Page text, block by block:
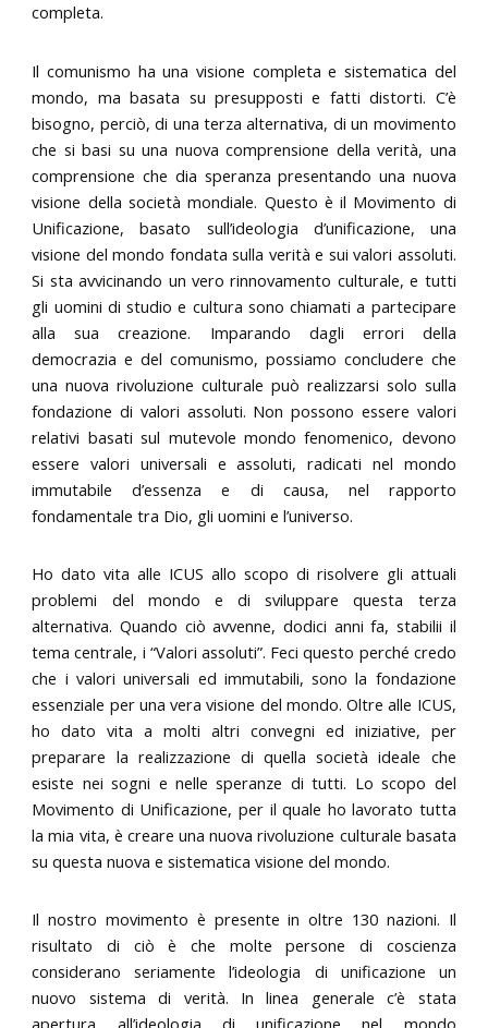
completa.
Il comunismo ha una visione completa e sistematica del
mondo, ma basata su presupposti e fatti distorti. C’è
bisogno, perciò, di una terza alternativa, di un movimento
che si basi su una nuova comprensione della verità, una
comprensione che dia speranza presentando una nuova
visione della società mondiale. Questo è il Movimento di
Unificazione, basato sull’ideologia d’unificazione, una
visione del mondo fondata sulla verità e sui valori assoluti.
Si sta avvicinando un vero rinnovamento culturale, e tutti
gli uomini di studio e cultura sono chiamati a partecipare
alla sua creazione. Imparando dagli errori della
democrazia e del comunismo, possiamo concludere che
una nuova rivoluzione culturale può realizzarsi solo sulla
fondazione di valori assoluti. Non possono essere valori
relativi basati sul mutevole mondo fenomenico, devono
essere valori universali e assoluti, radicati nel mondo
immutabile d’essenza e di causa, nel rapporto
fondamentale tra Dio, gli uomini e l’universo.
Ho dato vita alle ICUS allo scopo di risolvere gli attuali
problemi del mondo e di sviluppare questa terza
alternativa. Quando ciò avvenne, dodici anni fa, stabilii il
tema centrale, i “Valori assoluti”. Feci questo perché credo
che i valori universali ed immutabili, sono la fondazione
essenziale per una vera visione del mondo. Oltre alle ICUS,
ho dato vita a molti altri convegni ed iniziative, per
preparare la realizzazione di quella società ideale che
esiste nei sogni e nelle speranze di tutti. Lo scopo del
Movimento di Unificazione, per il quale ho lavorato tutta
la mia vita, è creare una nuova rivoluzione culturale basata
su questa nuova e sistematica visione del mondo.
Il nostro movimento è presente in oltre 130 nazioni. Il
risultato di ciò è che molte persone di coscienza
considerano seriamente l’ideologia di unificazione un
nuovo sistema di verità. In linea generale c’è stata